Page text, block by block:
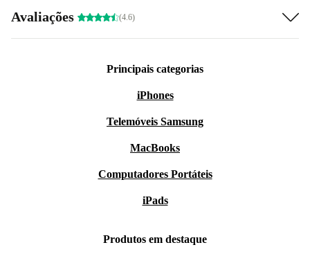
Avaliações (4.6)
Principais categorias
iPhones
Telemóveis Samsung
MacBooks
Computadores Portáteis
iPads
Produtos em destaque